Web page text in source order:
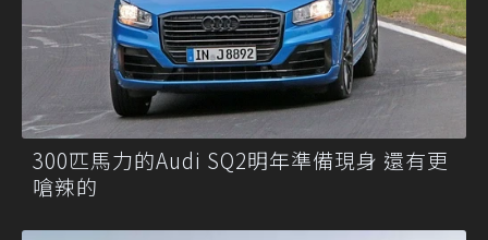
300匹馬力的Audi SQ2明年準備現身 還有更
嗆辣的